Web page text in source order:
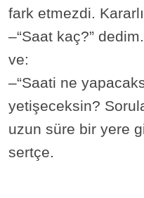
fark etmezdi.
–“Saat kaç?”
ve:
–“Saati ne
yetişeceksin?
uzun süre bir yere
sertçe.